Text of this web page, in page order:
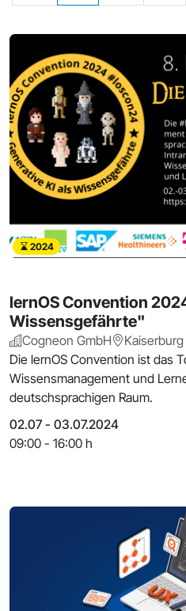
2024
lernOS Convention
Wissensgefährte"
Cogneon GmbH
Die lernOS Convention ist das
Wissensmanagement und
deutschsprachigen Raum.
02.07 - 03.07.2024
09:00 - 16:00 h